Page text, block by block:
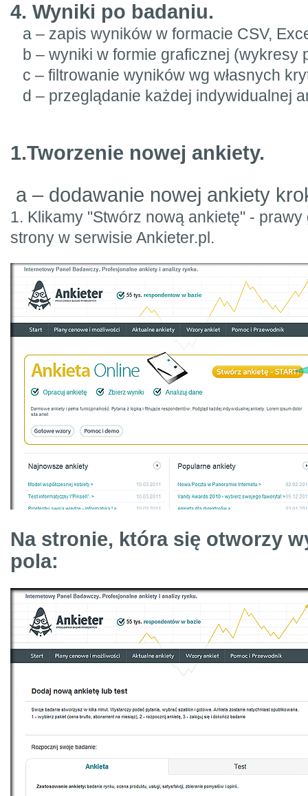
4. Wyniki po badaniu.
a – zapis wyników w formacie CSV,
b – wyniki w formie graficznej (wykresy
c – filtrowanie wyników wg własnych
d – przeglądanie każdej indywidualnej
1.Tworzenie nowej ankiety.
a – dodawanie nowej ankiety
1. Klikamy "Stwórz nową ankietę" -
strony w serwisie Ankieter.pl.
Na stronie, która się otworzy
pola: